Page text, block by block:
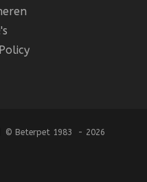
© Beterpet 1983 - 2026